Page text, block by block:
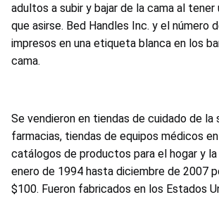
adultos a subir y bajar de la cama al tener
que asirse. Bed Handles Inc. y el número
impresos en una etiqueta blanca en los
cama.
Se vendieron en tiendas de cuidado de la
farmacias, tiendas de equipos médicos
catálogos de productos para el hogar y
enero de 1994 hasta diciembre de 2007
$100. Fueron fabricados en los Estados